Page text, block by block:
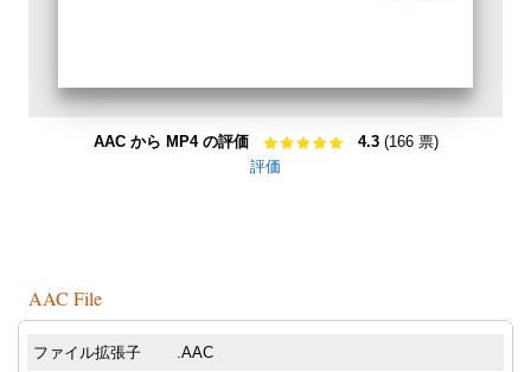
AAC から MP4 の評価 4.3(166 票)
評価
AAC File
ファイル拡張子 .AAC